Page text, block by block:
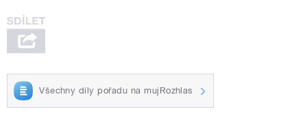
pause
Všechny díly pořadu na mujRozhlas